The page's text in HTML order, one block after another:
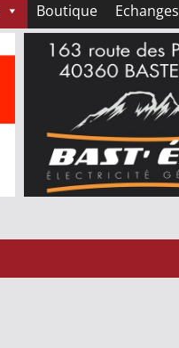
Boutique Echanges